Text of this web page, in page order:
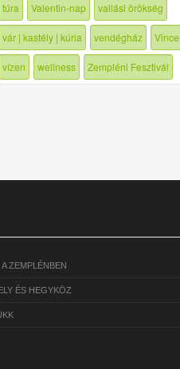
túra Valentin-nap vallási örökség
vár | kastély | kúria vendégház
vízen wellness Zempléni Fesztivál
ZEMPLÉNBEN
ÉS HEGYKÖZ